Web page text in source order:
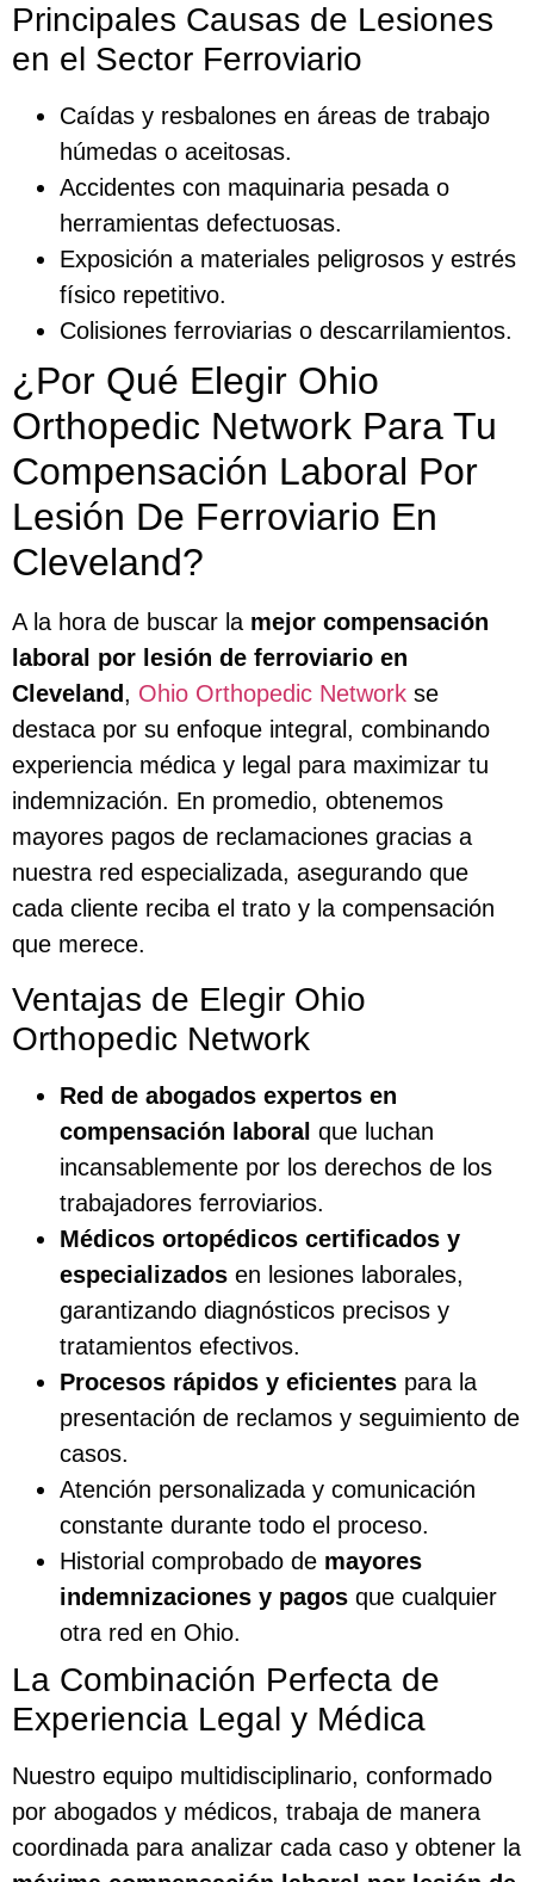
Principales Causas de Lesiones
en el Sector Ferroviario
Caídas y resbalones en áreas de trabajo
húmedas o aceitosas.
Accidentes con maquinaria pesada o
herramientas defectuosas.
Exposición a materiales peligrosos y estrés
físico repetitivo.
Colisiones ferroviarias o descarrilamientos.
¿Por Qué Elegir Ohio
Orthopedic Network Para Tu
Compensación Laboral Por
Lesión De Ferroviario En
Cleveland?
A la hora de buscar la mejor compensación
laboral por lesión de ferroviario en
Cleveland, Ohio Orthopedic Network se
destaca por su enfoque integral, combinando
experiencia médica y legal para maximizar tu
indemnización. En promedio, obtenemos
mayores pagos de reclamaciones gracias a
nuestra red especializada, asegurando que
cada cliente reciba el trato y la compensación
que merece.
Ventajas de Elegir Ohio
Orthopedic Network
Red de abogados expertos en
compensación laboral que luchan
incansablemente por los derechos de los
trabajadores ferroviarios.
Médicos ortopédicos certificados y
especializados en lesiones laborales,
garantizando diagnósticos precisos y
tratamientos efectivos.
Procesos rápidos y eficientes para la
presentación de reclamos y seguimiento de
casos.
Atención personalizada y comunicación
constante durante todo el proceso.
Historial comprobado de mayores
indemnizaciones y pagos que cualquier
otra red en Ohio.
La Combinación Perfecta de
Experiencia Legal y Médica
Nuestro equipo multidisciplinario, conformado
por abogados y médicos, trabaja de manera
coordinada para analizar cada caso y obtener la